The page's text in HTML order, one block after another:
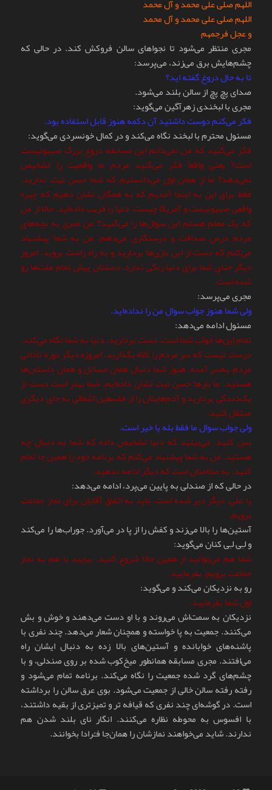
اللهم صلی علی محمد و آل محمد
اللهم صلی علی محمد و آل محمد
و عجل فرجمهم
مجری منتظر می‌شود تا نجواهای سالن فروکش کند. در حالی که
چشم‌هایش برق می‌زند، می‌پرسد:
تا به حال دروغ گفته اید؟
صدای پچ پچ از سالن بلند می‌شود.
مجری با لبخندی زهرآگین می‌گوید:
فکر می‌کنم دوست داشتید آن دکمه هنوز قابل استفاده بود.
مسئول محترم با لبخند نگاه می‌کند و در کمال خونسردی می‌گوید:
فکر می‌کنید که من نمی‌دانم این مسابقه دروغ بزرگ صهیونیست
است؟ یعنی واقعاً فکر می‌کنید مردم ما واقعیت را تشخیص
نمی‌دهد؟ ما از همان اول می‌دانستیم که شما حسن نیت ندارید.
فقط برای این به اینجا آمدیم که به همگان نشان دهیم که چهره
واقعی صهیونیست و آمریکا چیست. دنیا را فریب داده‌اید. حالا از من
که یک معلم هستم این سوال‌ها را می‌کنید؟ من عمری به بچه‌های
مردم درس صداقت و درستکاری می‌دهم. من به شما پیشنهاد
می‌کنم که دست از این بازی‌ها بردارید و به راه راست بروید. امروز
دیگر حنای شما برای دنیا رنگی ندارد. دستتان پیش تمام ملت‌ها رو
شده است.
مجری می‌پرسد:
ولی شما هنوز جواب سوال من را نداده‌اید.
مسئول ادامه می‌دهد:
تمام این‌ها جواب شما است. دست بردارید. دنیا به شما نگاه می‌کند.
درست نیست که سر مردم را کلاه بگذارید. امروزه دیگر دوره نادانی
مردم به‌سر آمده. هنوز شما دنبال همان مسائل و همان داستان‌ها
هستید. ما بارها حسن نیت نشان داده‌ایم. شما بهتر است دست از
یک‌دندگی بردارید و آدم‌هایتان را از فلسطین اشغالی به جای دیگری
منتقل کنید.
ولی جواب سوال ما فقط بله یا خیر است.
بس کنید. می‌بینید که دنیا تشخیص داده که شما به دنبال چه
هستید. من به شما پیشنهاد می‌کنم که برنامه‌ خود را همین جا تمام
کنید. به صلاحتان است که دیگر ادامه ندهید.
در حالی که از صندلی به پایین می‌پرد، ادامه می‌دهد:
یا علی. دیگر دیر شده است. باید به اتفاق آقایان برای نماز جماعت
برویم.
آستین‌ها را بالا می‌زند و کفش را از پا در می‌آورد. جوراب‌ها را می‌کند
و لـِی لـِی کنان می‌گوید:
شما هم می‌توانید از همین حالا شروع کنید. بیایید با هم به نماز
جماعت برویم. بفرمایید.
رو به نزدیکان می‌کند و می‌گوید:
اول شما بفرمایید.
نزدیکان به سمت‌اش می‌روند و با او دست می‌دهند و خوش و بش
می‌کنند. جمعیت به پا خواسته و همچنان شعار می‌دهد. چند نفری با
پاشنه‌های خوابانده و آستین‌های بالا زده به دنبال ایشان راه
می‌افتند. مجری مسابقه همانطور میخ‌کوب شده بر روی صندلی، و با
چشم‌های گرد شده جمعیت را نگاه می‌کند. برنامه تمام می‌شود و
رفته رفته سالن خالی از جمعیت می‌شود. بوی عرق سالن را برداشته
است. در گوشه‌ای چند نفری که قیافه تر و تمیز‌تری از بقیه داشتند،
با افسوس به محوطه نظاره می‌کنند. انگار نای بلند شدن هم
ندارند. شاید می‌خواهند نمازشان را همان‌جا فـُرادا بخوانند.